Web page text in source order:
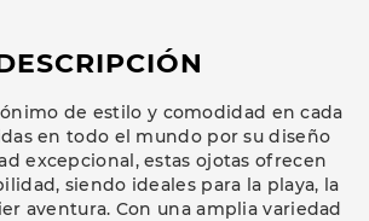
de estilo y comodidad en cada
en todo el mundo por su diseño
excepcional, estas ojotas ofrecen
siendo ideales para la playa, la
aventura. Con una amplia variedad